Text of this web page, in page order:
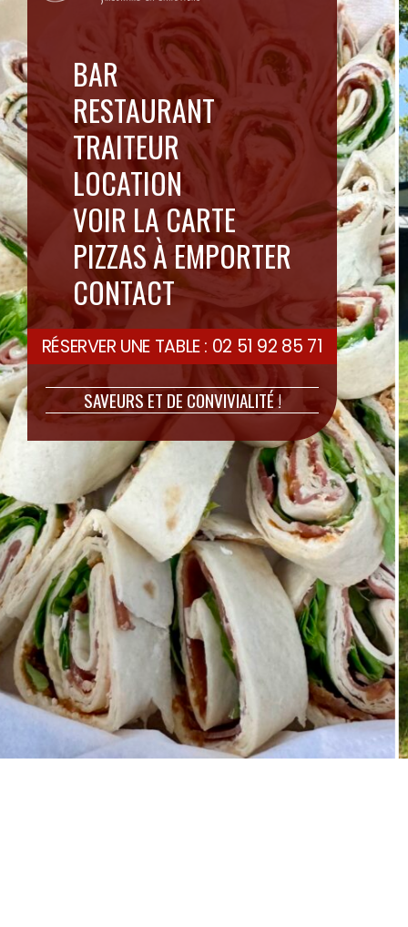
BAR
RESTAURANT
TRAITEUR
LOCATION
VOIR LA CARTE
PIZZAS À EMPORTER
CONTACT
RÉSERVER UNE TABLE : 02 51 92 85 71
SAVEURS ET DE CONVIVIALITÉ !
Mariage, anniversaire,
séminaire… Clodélice Traiteur
vous accompagne pour rendre
chaque occasion inoubliable.
Cocktails, buffets, repas à table
ou poêlées géantes, nous nous
adaptons à vos envies et à votre
budget pour une prestation sur